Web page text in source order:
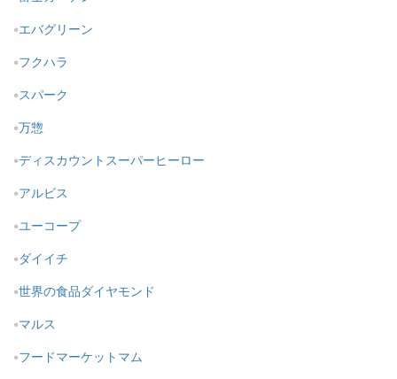
エバグリーン
フクハラ
スパーク
万惣
ディスカウントスーパーヒーロー
アルビス
ユーコープ
ダイイチ
世界の食品ダイヤモンド
マルス
フードマーケットマム